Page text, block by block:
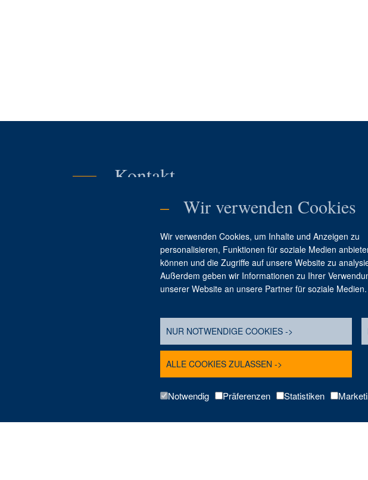
– Wir verwenden Cookies
Wir verwenden Cookies, um Inhalte und Anzeigen zu
personalisieren, Funktionen für soziale Medien
können und die Zugriffe auf unsere Website zu
Außerdem geben wir Informationen zu Ihrer
unserer Website an unsere Partner für soziale Medien.
NUR NOTWENDIGE COOKIES ->
ALLE COOKIES ZULASSEN ->
Notwendig Präferenzen Statistiken
Kontakt
Stiftung Braunschweigischer Kulturbesitz
E-Mail: info@sbk.niedersachsen.de